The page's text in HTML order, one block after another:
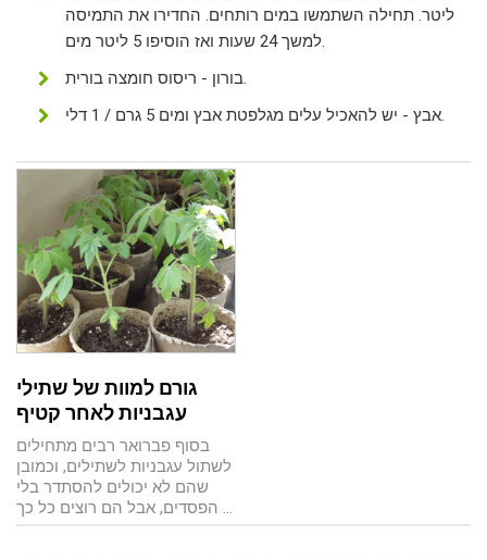
ליטר. תחילה השתמשו במים רותחים. החדירו את התמיסה
למשך 24 שעות ואז הוסיפו 5 ליטר מים.
בורון - ריסוס חומצה בורית.
אבץ - יש להאכיל עלים מגלפטת אבץ ומים 5 גרם / 1 דלי.
גורם למוות של שתילי
עגבניות לאחר קטיף
בסוף פברואר רבים מתחילים
לשתול עגבניות לשתילים, וכמובן
שהם לא יכולים להסתדר בלי
הפסדים, אבל הם רוצים כל כך ...